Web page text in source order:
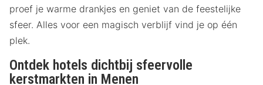
proef je warme drankjes en geniet van de feestelijke
sfeer. Alles voor een magisch verblijf vind je op één
plek.
Ontdek hotels dichtbij sfeervolle
kerstmarkten in Menen